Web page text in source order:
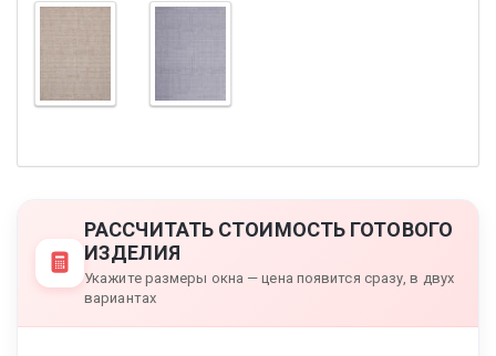
РАССЧИТАТЬ СТОИМОСТЬ ГОТОВОГО
ИЗДЕЛИЯ
Укажите размеры окна — цена появится сразу, в двух
вариантах